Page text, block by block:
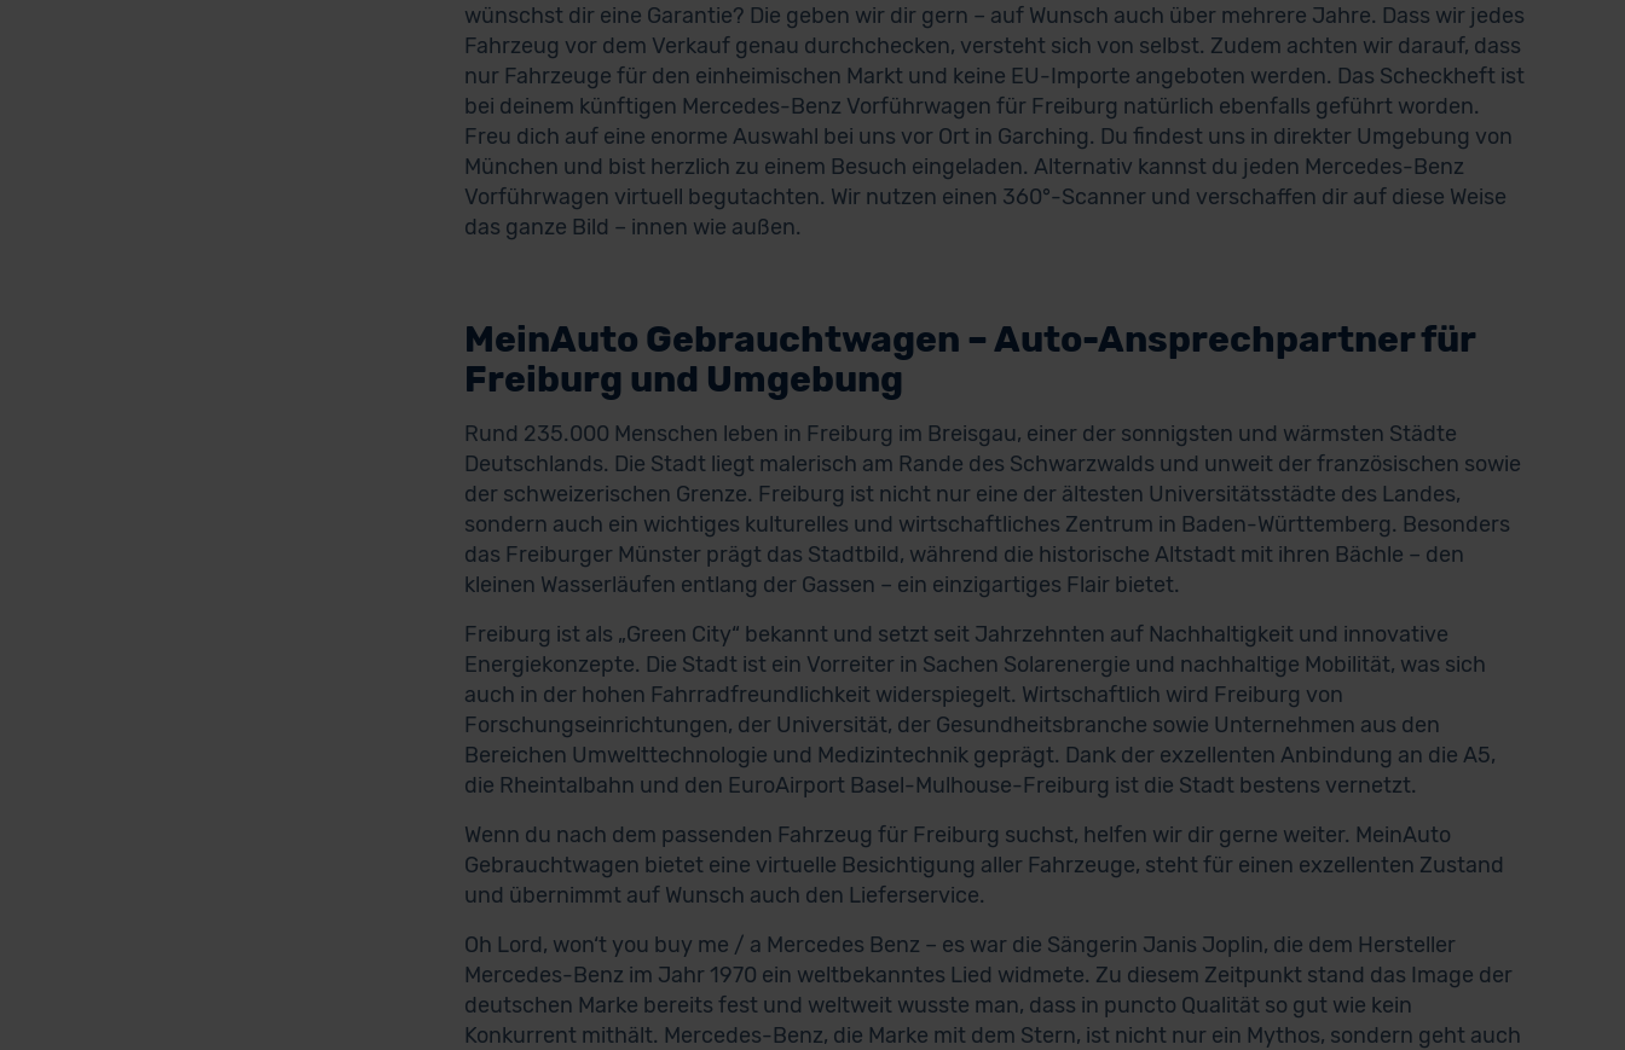
wünschst dir eine Garantie? Die geben wir dir gern – auf Wunsch auch über mehrere Jahre. Dass wir jedes
Fahrzeug vor dem Verkauf genau durchchecken, versteht sich von selbst. Zudem achten wir darauf, dass
nur Fahrzeuge für den einheimischen Markt und keine EU-Importe angeboten werden. Das Scheckheft ist
bei deinem künftigen Mercedes-Benz Vorführwagen für Freiburg natürlich ebenfalls geführt worden.
Freu dich auf eine enorme Auswahl bei uns vor Ort in Garching. Du findest uns in direkter Umgebung von
München und bist herzlich zu einem Besuch eingeladen. Alternativ kannst du jeden Mercedes-Benz
Vorführwagen virtuell begutachten. Wir nutzen einen 360°-Scanner und verschaffen dir auf diese Weise
das ganze Bild – innen wie außen.
MeinAuto Gebrauchtwagen – Auto-Ansprechpartner für
Freiburg und Umgebung
Rund 235.000 Menschen leben in Freiburg im Breisgau, einer der sonnigsten und wärmsten Städte
Deutschlands. Die Stadt liegt malerisch am Rande des Schwarzwalds und unweit der französischen sowie
der schweizerischen Grenze. Freiburg ist nicht nur eine der ältesten Universitätsstädte des Landes,
sondern auch ein wichtiges kulturelles und wirtschaftliches Zentrum in Baden-Württemberg. Besonders
das Freiburger Münster prägt das Stadtbild, während die historische Altstadt mit ihren Bächle – den
kleinen Wasserläufen entlang der Gassen – ein einzigartiges Flair bietet.
Freiburg ist als „Green City“ bekannt und setzt seit Jahrzehnten auf Nachhaltigkeit und innovative
Energiekonzepte. Die Stadt ist ein Vorreiter in Sachen Solarenergie und nachhaltige Mobilität, was sich
auch in der hohen Fahrradfreundlichkeit widerspiegelt. Wirtschaftlich wird Freiburg von
Forschungseinrichtungen, der Universität, der Gesundheitsbranche sowie Unternehmen aus den
Bereichen Umwelttechnologie und Medizintechnik geprägt. Dank der exzellenten Anbindung an die A5,
die Rheintalbahn und den EuroAirport Basel-Mulhouse-Freiburg ist die Stadt bestens vernetzt.
Wenn du nach dem passenden Fahrzeug für Freiburg suchst, helfen wir dir gerne weiter. MeinAuto
Gebrauchtwagen bietet eine virtuelle Besichtigung aller Fahrzeuge, steht für einen exzellenten Zustand
und übernimmt auf Wunsch auch den Lieferservice.
Oh Lord, won‘t you buy me / a Mercedes Benz – es war die Sängerin Janis Joplin, die dem Hersteller
Mercedes-Benz im Jahr 1970 ein weltbekanntes Lied widmete. Zu diesem Zeitpunkt stand das Image der
deutschen Marke bereits fest und weltweit wusste man, dass in puncto Qualität so gut wie kein
Konkurrent mithält. Mercedes-Benz, die Marke mit dem Stern, ist nicht nur ein Mythos, sondern geht auch